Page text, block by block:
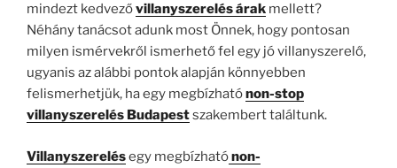
mindezt kedvezővillanyszerelés árak mellett?
Néhány tanácsot adunk most Önnek, hogy pontosan
milyen ismérvekről ismerhető fel egy jó villanyszerelő,
ugyanis az alábbi pontok alapján könnyebben
felismerhetjük, ha egy megbízhatónon-stop
villanyszerelés Budapestszakembert találtunk.
Villanyszerelésegy megbízhatónon-